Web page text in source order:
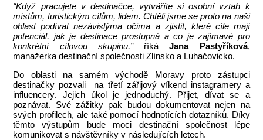
“Když pracujete v destinačce, vytváříte si osobní vztah k
místům, turistickým cílům, lidem. Chtěli jsme se proto na naši
oblast podívat nezávislýma očima a zjistit, které cíle mají
potenciál, jak je destinace prostupná a co je zajímavé pro
konkrétní cílovou skupinu,”říkáJana Pastyříková,
manažerka destinační společnosti Zlínsko a Luhačovicko.
Do oblasti na samém východě Moravy proto zástupci
destinačky pozvali na třetí zářijový víkend instagramery a
influencery. Jejich úkol je jednoduchý. Přijet, dívat se a
poznávat. Své zážitky pak budou dokumentovat nejen na
svých profilech, ale také pomocí hodnotících dotazníků. Díky
těmto výstupům bude moci destinační společnost lépe
komunikovat s návštěvníky v následujících letech.